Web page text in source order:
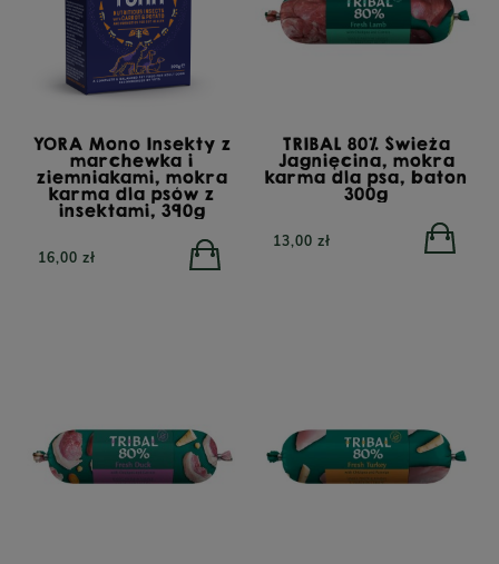
na zimno
450,00 zł
POWIADOM O
DOSTĘPNOŚCI
YORA Mono Insekty z
marchewka i
ziemniakami, mokra
karma dla psów z
insektami, 390g
16,00 zł
TRIBAL 80% Świeża
Jagnięcina, mokra
karma dla psa, baton
300g
13,00 zł